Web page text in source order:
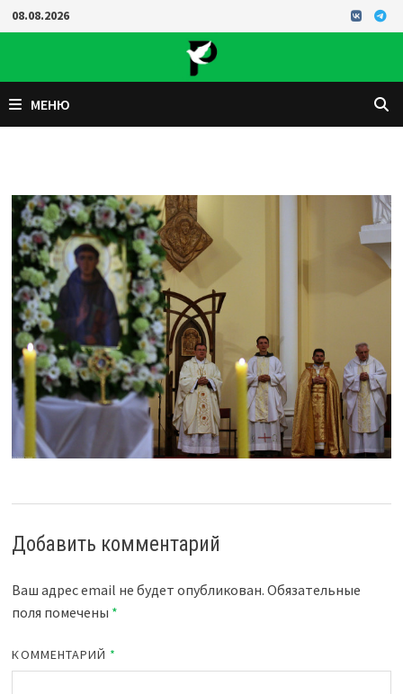
Перейти
к
08.08.2026
МЕНЮ
Добавить комментарий
Ваш адрес email не будет опубликован. Обязательные
поля помечены *
КОММЕНТАРИЙ *